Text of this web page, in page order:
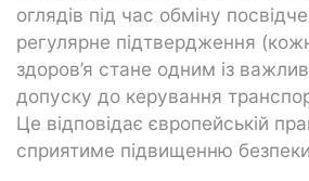
оглядів під час обміну
регулярне підтвердження
здоров’я стане одним із
допуску до керування
Це відповідає європейській
сприятиме підвищенню